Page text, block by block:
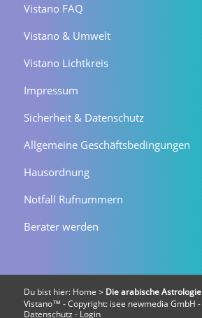
Vistano FAQ
Vistano & Umwelt
Vistano Lichtkreis
Impressum
Sicherheit & Datenschutz
Allgemeine Geschäftsbedingungen
Hausordnung
Notfall Rufnummern
Berater werden
Du bist hier: Home > Die arabische Astrologie
Vistano™ - Copyright: isee newmedia GmbH -
Datenschutz - Login